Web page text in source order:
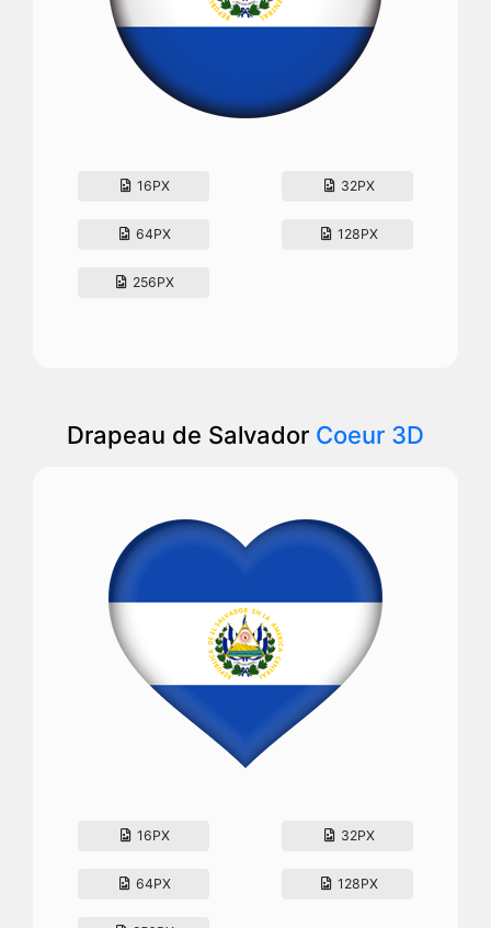
16PX 32PX
64PX 128PX
256PX
Drapeau de Salvador Coeur 3D
16PX 32PX
64PX 128PX